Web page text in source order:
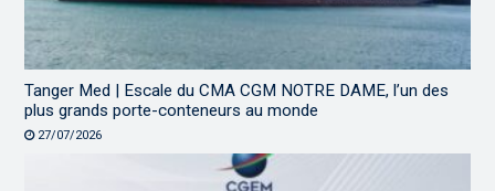
Tanger Med | Escale du CMA CGM NOTRE DAME, l’un des
plus grands porte-conteneurs au monde
27/07/2026